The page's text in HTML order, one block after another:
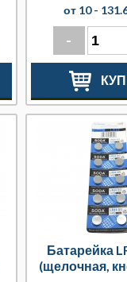
от 10 -
-
Батарейка
(щелочная,